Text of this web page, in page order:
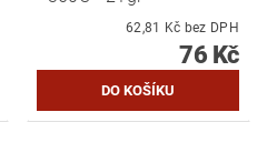
62,81 Kč bez DPH
76 Kč